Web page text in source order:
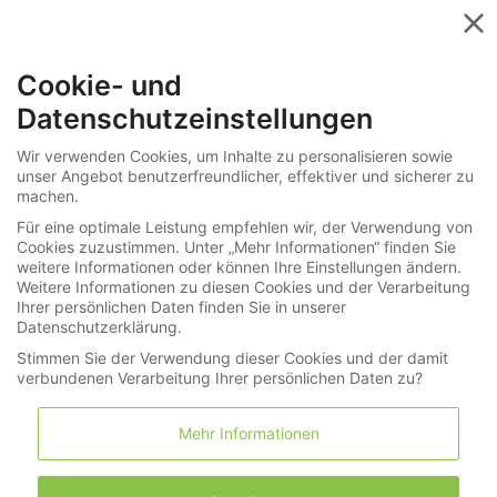
Merkliste »
Merkliste
Weiter stöbern
Cookie- und
Datenschutzeinstellungen
Wir verwenden Cookies, um Inhalte zu personalisieren sowie
unser Angebot benutzerfreundlicher, effektiver und sicherer zu
machen.
Für eine optimale Leistung empfehlen wir, der Verwendung von
Cookies zuzustimmen. Unter „Mehr Informationen“ finden Sie
weitere Informationen oder können Ihre Einstellungen ändern.
Weitere Informationen zu diesen Cookies und der Verarbeitung
Ihrer persönlichen Daten finden Sie in unserer
Datenschutzerklärung.
Stimmen Sie der Verwendung dieser Cookies und der damit
verbundenen Verarbeitung Ihrer persönlichen Daten zu?
Mehr Informationen